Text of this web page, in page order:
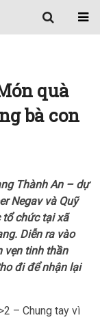
quà
bà con
Thành An – dự
Negav và Quỹ
tổ chức tại xã
Diễn ra vào
vẹn tinh thần
đi để nhận lại
– Chung tay vì